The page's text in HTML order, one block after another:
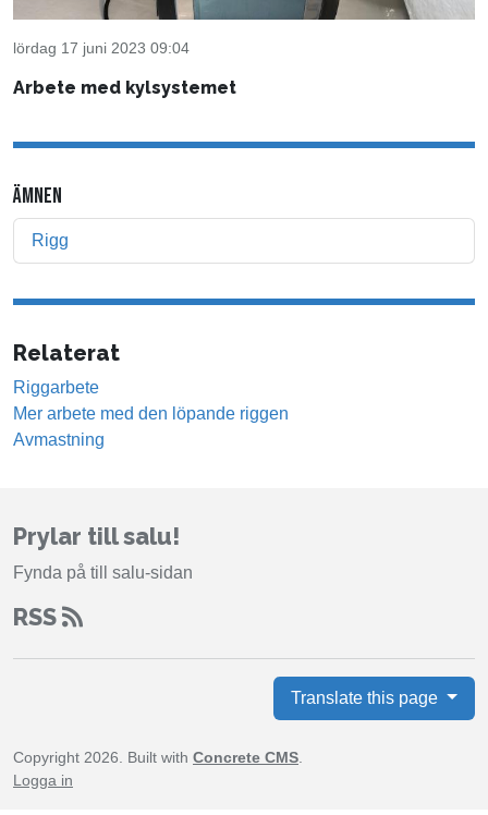
lördag 17 juni 2023 09:04
Arbete med kylsystemet
ÄMNEN
Rigg
Relaterat
Riggarbete
Mer arbete med den löpande riggen
Avmastning
Prylar till salu!
Fynda på till salu-sidan
RSS
Translate this page
Copyright 2026. Built with Concrete CMS
Logga in